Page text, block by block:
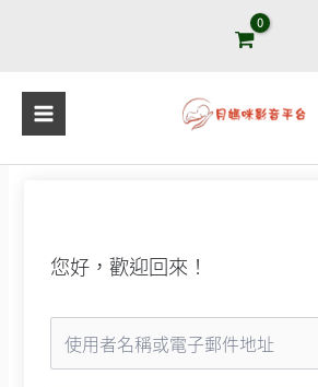
容
您好，歡迎回來！